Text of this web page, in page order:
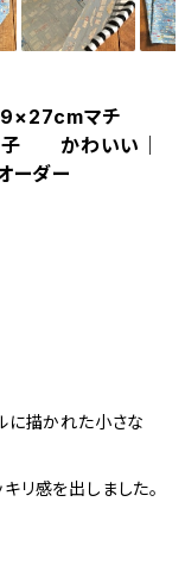
マチ
子 かわいい｜
ーダー
に描かれた小さな
リ感を出しました。